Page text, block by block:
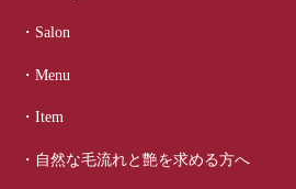
・Salon
・Menu
・Item
・自然な毛流れと艶を求める方へ